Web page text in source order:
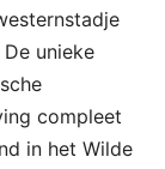
unieke
compleet
in het Wilde